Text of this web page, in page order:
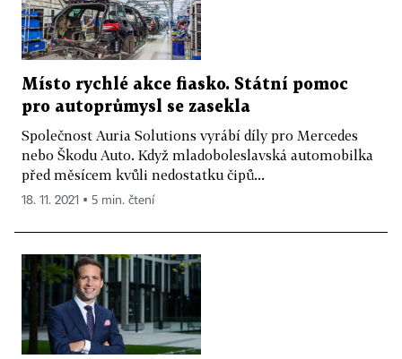
Místo rychlé akce fiasko. Státní pomoc
pro autoprůmysl se zasekla
Společnost Auria Solutions vyrábí díly pro Mercedes
nebo Škodu Auto. Když mladoboleslavská automobilka
před měsícem kvůli nedostatku čipů...
18. 11. 2021 ▪ 5 min. čtení